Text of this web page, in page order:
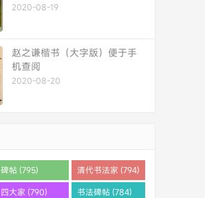
2020-08-19
赵之谦楷书（大字版）便于手
机查阅
2020-08-20
碑帖 (795) 清代书法家 (794)
四大家 (790) 书法碑帖 (784)